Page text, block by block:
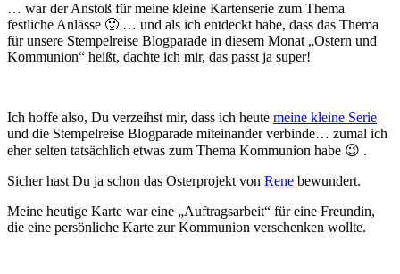
… war der Anstoß für meine kleine Kartenserie zum Thema
festliche Anlässe 🙂 … und als ich entdeckt habe, dass das Thema
für unsere Stempelreise Blogparade in diesem Monat „Ostern und
Kommunion“ heißt, dachte ich mir, das passt ja super!
Ich hoffe also, Du verzeihst mir, dass ich heute meine kleine Serie
und die Stempelreise Blogparade miteinander verbinde… zumal ich
eher selten tatsächlich etwas zum Thema Kommunion habe 😉 .
Sicher hast Du ja schon das Osterprojekt von Rene bewundert.
Meine heutige Karte war eine „Auftragsarbeit“ für eine Freundin,
die eine persönliche Karte zur Kommunion verschenken wollte.